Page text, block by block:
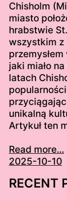
Chisholm
miasto
hrabstwie
wszystkim z
jaki miało
latach
unikalną
Artykuł ten
Read more...
2025-10-10
RECENT